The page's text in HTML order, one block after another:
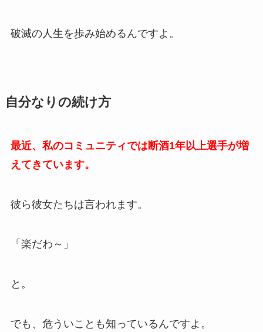
破滅の人生を歩み始めるんですよ。
自分なりの続け方
最近、私のコミュニティでは断酒1年以上選手が増
えてきています。
彼ら彼女たちは言われます。
「楽だわ～」
と。
でも、危ういことも知っているんですよ。